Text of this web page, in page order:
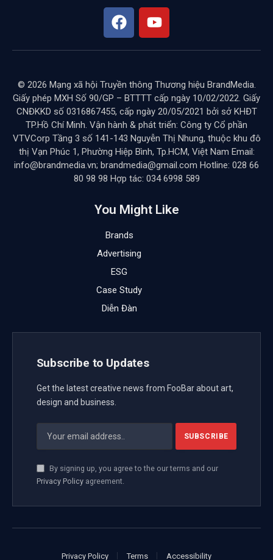
© 2026 Mạng xã hội Truyền thông Thương hiệu BrandMedia.
Giấy phép MXH Số 90/GP – BTTTT cấp ngày 10/02/2022. Giấy
CNĐKKD số 0316867455, cấp ngày 20/05/2021 bởi sở KHĐT
TP.Hồ Chí Minh. Vận hành & phát triển: Công ty Cổ phần
VTVCorp Tầng 3 số 141-143 Nguyễn Thị Nhung, thuộc khu đô
thị Vạn Phúc 1, Phường Hiệp Bình, Tp.HCM, Việt Nam Email:
info@brandmedia.vn; brandmedia@gmail.com Hotline: 028 66
80 98 98 Hợp tác: 034 6998 589
You Might Like
Brands
Advertising
ESG
Case Study
Diễn Đàn
Subscribe to Updates
Get the latest creative news from FooBar about art,
design and business.
By signing up, you agree to the our terms and our
Privacy Policyagreement.
Privacy Policy Terms Accessibility